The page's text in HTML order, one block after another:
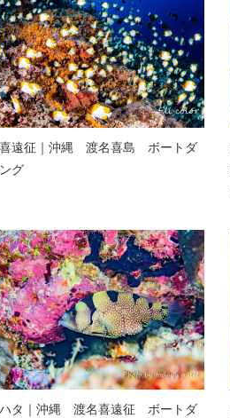
遠征｜沖縄 渡名喜島 ボートダ
グ
タ｜沖縄 渡名喜遠征 ボートダ